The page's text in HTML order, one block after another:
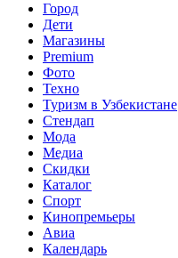
Город
Дети
Магазины
Premium
Фото
Техно
Туризм в Узбекистане
Стендап
Мода
Медиа
Скидки
Каталог
Спорт
Кинопремьеры
Авиа
Календарь